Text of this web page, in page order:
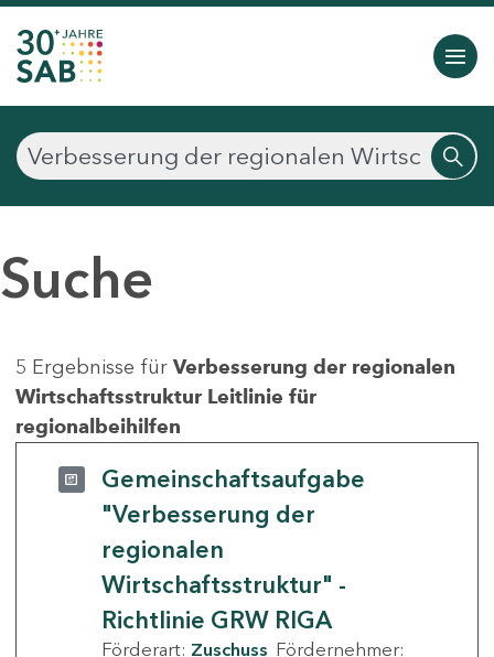
Suche
5 Ergebnisse für Verbesserung der regionalen
Wirtschaftsstruktur Leitlinie für
regionalbeihilfen
Gemeinschaftsaufgabe
"Verbesserung der
regionalen
Wirtschaftsstruktur" -
Richtlinie GRW RIGA
Förderart: Zuschuss Fördernehmer: